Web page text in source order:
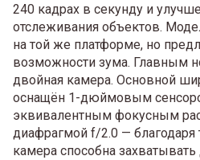
240 кадрах в секунду и
отслеживания объектов.
на той же платформе, но
возможности зума. Главным
двойная камера. Основной
оснащён 1-дюймовым
эквивалентным фокусным
диафрагмой f/2.0 — благодаря
камера способна